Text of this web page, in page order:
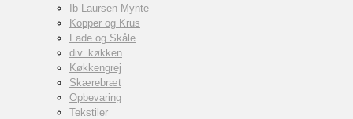
Ib Laursen Mynte
Kopper og Krus
Fade og Skåle
div. køkken
Køkkengrej
Skærebræt
Opbevaring
Tekstiler